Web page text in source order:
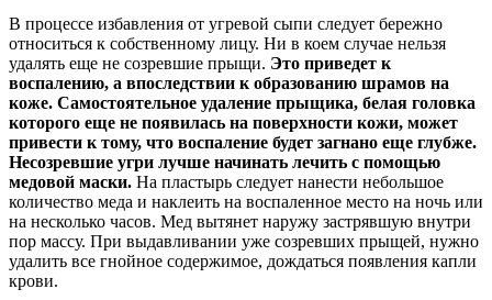
В процессе избавления от угревой сыпи следует бережно
относиться к собственному лицу. Ни в коем случае нельзя
удалять еще не созревшие прыщи. Это приведет к
воспалению, а впоследствии к образованию шрамов на
коже. Самостоятельное удаление прыщика, белая головка
которого еще не появилась на поверхности кожи, может
привести к тому, что воспаление будет загнано еще глубже.
Несозревшие угри лучше начинать лечить с помощью
медовой маски. На пластырь следует нанести небольшое
количество меда и наклеить на воспаленное место на ночь или
на несколько часов. Мед вытянет наружу застрявшую внутри
пор массу. При выдавливании уже созревших прыщей, нужно
удалить все гнойное содержимое, дождаться появления капли
крови.